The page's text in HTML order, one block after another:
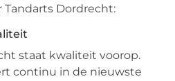
Dordrecht:
staat kwaliteit voorop.
continu in de nieuwste